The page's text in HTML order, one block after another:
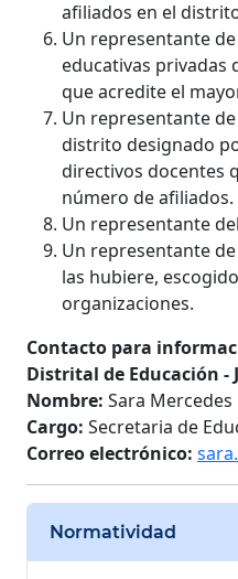
afiliados en el
Un representante
educativas privadas
que acredite el
Un representante
distrito designado
directivos docentes
número de afiliados.
Un representante
Un representante
las hubiere,
organizaciones.
Contacto para
Distrital de Educación -
Nombre: Sara Mercedes
Cargo: Secretaria de
Correo electrónico:
Normatividad